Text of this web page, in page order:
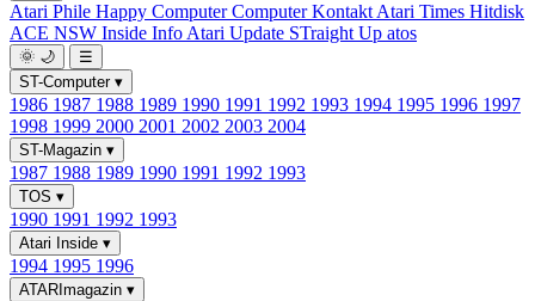
Atari Phile Happy ComputerComputer Kontakt Atari Times Hitdisk
ACE NSW Inside Info Atari Update STraight Up atos
🌞 🌙
☰
ST-Computer ▾
1986 1987 1988 1989 1990 1991 1992 1993 1994 1995 1996 1997
1998 1999 2000 2001 2002 2003 2004
ST-Magazin ▾
1987 1988 1989 1990 1991 1992 1993
TOS ▾
1990 1991 1992 1993
Atari Inside ▾
1994 1995 1996
ATARImagazin ▾